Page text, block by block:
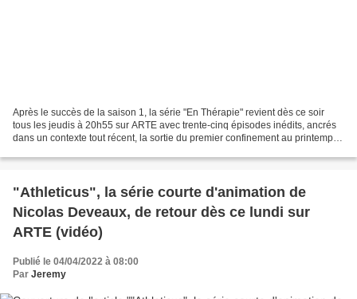
Après le succès de la saison 1, la série "En Thérapie" revient dès ce soir
tous les jeudis à 20h55 sur ARTE avec trente-cinq épisodes inédits, ancrés
dans un contexte tout récent, la sortie du premier confinement au printemps
"Athleticus", la série courte d'animation de
Nicolas Deveaux, de retour dès ce lundi sur
ARTE (vidéo)
Publié le 04/04/2022 à 08:00
Par Jeremy